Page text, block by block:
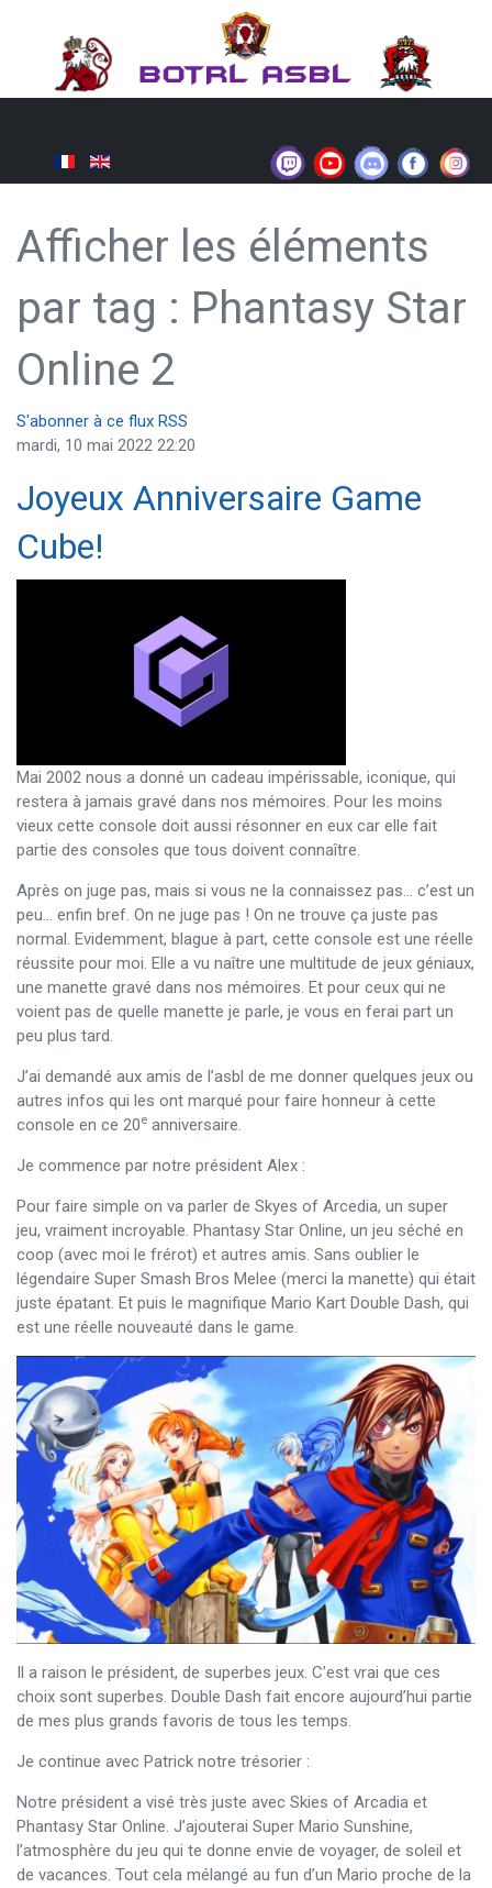
Afficher les éléments
par tag : Phantasy Star
Online 2
S'abonner à ce flux RSS
mardi, 10 mai 2022 22:20
Joyeux Anniversaire Game
Cube!
Mai 2002 nous a donné un cadeau impérissable, iconique, qui
restera à jamais gravé dans nos mémoires. Pour les moins
vieux cette console doit aussi résonner en eux car elle fait
partie des consoles que tous doivent connaître.
Après on juge pas, mais si vous ne la connaissez pas… c’est un
peu… enfin bref. On ne juge pas ! On ne trouve ça juste pas
normal. Evidemment, blague à part, cette console est une réelle
réussite pour moi. Elle a vu naître une multitude de jeux géniaux,
une manette gravé dans nos mémoires. Et pour ceux qui ne
voient pas de quelle manette je parle, je vous en ferai part un
peu plus tard.
J’ai demandé aux amis de l’asbl de me donner quelques jeux ou
autres infos qui les ont marqué pour faire honneur à cette
console en ce 20e anniversaire.
Je commence par notre président Alex :
Pour faire simple on va parler de Skyes of Arcedia, un super
jeu, vraiment incroyable. Phantasy Star Online, un jeu séché en
coop (avec moi le frérot) et autres amis. Sans oublier le
légendaire Super Smash Bros Melee (merci la manette) qui était
juste épatant. Et puis le magnifique Mario Kart Double Dash, qui
est une réelle nouveauté dans le game.
Il a raison le président, de superbes jeux. C’est vrai que ces
choix sont superbes. Double Dash fait encore aujourd’hui partie
de mes plus grands favoris de tous les temps.
Je continue avec Patrick notre trésorier :
Notre président a visé très juste avec Skies of Arcadia et
Phantasy Star Online. J’ajouterai Super Mario Sunshine,
l’atmosphère du jeu qui te donne envie de voyager, de soleil et
de vacances. Tout cela mélangé au fun d’un Mario proche de la